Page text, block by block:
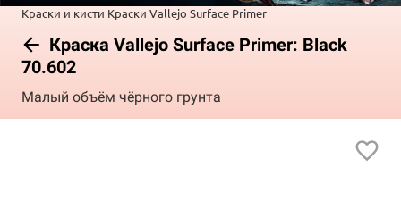
Краски и кисти Краски Vallejo Surface Primer
Краска Vallejo Surface Primer: Black
70.602
Малый объём чёрного грунта